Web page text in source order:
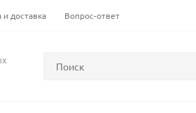
и доставка Вопрос-ответ